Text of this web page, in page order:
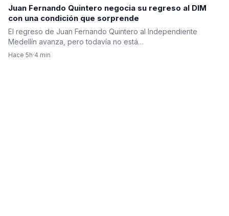
Juan Fernando Quintero negocia su regreso al DIM
con una condición que sorprende
El regreso de Juan Fernando Quintero al Independiente
Medellín avanza, pero todavía no está…
Hace 5h·4 min